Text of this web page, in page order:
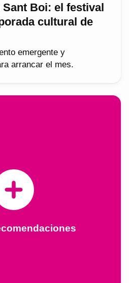
Sant Boi: el festival
cultural de
emergente y
arrancar el mes.